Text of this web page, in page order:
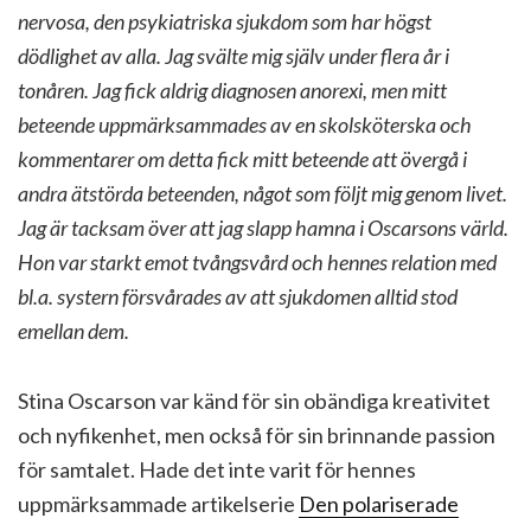
nervosa, den psykiatriska sjukdom som har högst
dödlighet av alla. Jag svälte mig själv under flera år i
tonåren. Jag fick aldrig diagnosen anorexi, men mitt
beteende uppmärksammades av en skolsköterska och
kommentarer om detta fick mitt beteende att övergå i
andra ätstörda beteenden, något som följt mig genom livet.
Jag är tacksam över att jag slapp hamna i Oscarsons värld.
Hon var starkt emot tvångsvård och hennes relation med
bl.a. systern försvårades av att sjukdomen alltid stod
emellan dem.
Stina Oscarson var känd för sin obändiga kreativitet
och nyfikenhet, men också för sin brinnande passion
för samtalet. Hade det inte varit för hennes
uppmärksammade artikelserie Den polariserade